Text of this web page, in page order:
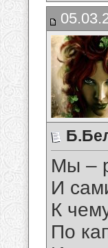
Мы –
И
К
По